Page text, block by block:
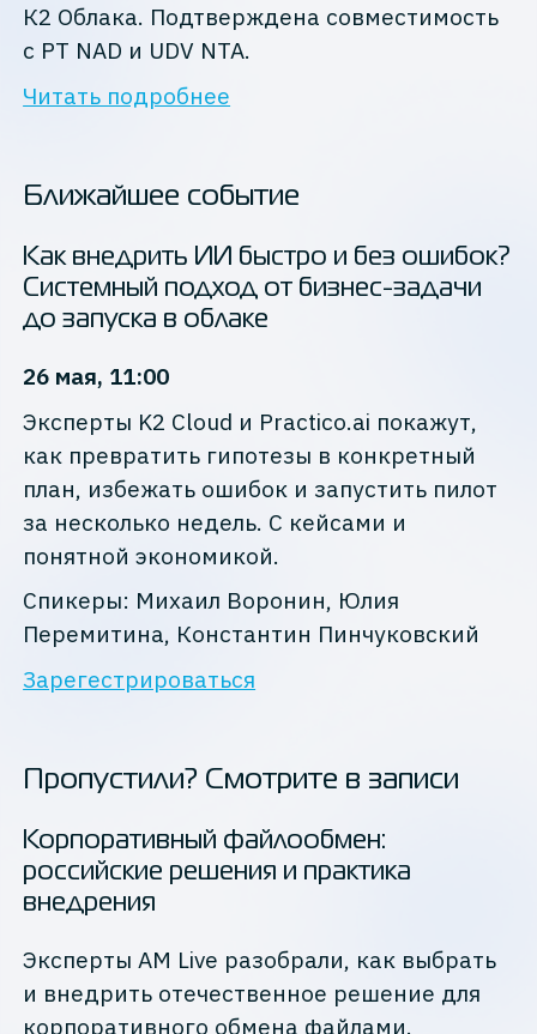
К2 Облака. Подтверждена совместимость
с PT NAD и UDV NTA.
Читать подробнее
Ближайшее событие
Как внедрить ИИ быстро и без ошибок?
Системный подход от бизнес-задачи
до запуска в облаке
26 мая, 11:00
Эксперты K2 Cloud и Practico.ai покажут,
как превратить гипотезы в конкретный
план, избежать ошибок и запустить пилот
за несколько недель. С кейсами и
понятной экономикой.
Спикеры: Михаил Воронин, Юлия
Перемитина, Константин Пинчуковский
Зарегестрироваться
Пропустили? Смотрите в записи
Корпоративный файлообмен:
российские решения и практика
внедрения
Эксперты AM Live разобрали, как выбрать
и внедрить отечественное решение для
корпоративного обмена файлами.